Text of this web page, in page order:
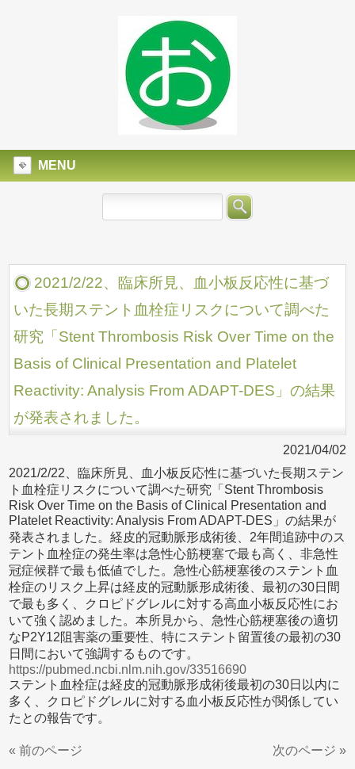
MENU
2021/2/22、臨床所見、血小板反応性に基づ
いた長期ステント血栓症リスクについて調べた
研究「Stent Thrombosis Risk Over Time on the
Basis of Clinical Presentation and Platelet
Reactivity: Analysis From ADAPT-DES」の結果
が発表されました。
2021/04/02
2021/2/22、臨床所見、血小板反応性に基づいた長期ステン
ト血栓症リスクについて調べた研究「Stent Thrombosis
Risk Over Time on the Basis of Clinical Presentation and
Platelet Reactivity: Analysis From ADAPT-DES」の結果が
発表されました。経皮的冠動脈形成術後、2年間追跡中のス
テント血栓症の発生率は急性心筋梗塞で最も高く、非急性
冠症候群で最も低値でした。急性心筋梗塞後のステント血
栓症のリスク上昇は経皮的冠動脈形成術後、最初の30日間
で最も多く、クロピドグレルに対する高血小板反応性にお
いて強く認めました。本所見から、急性心筋梗塞後の適切
なP2Y12阻害薬の重要性、特にステント留置後の最初の30
日間において強調するものです。
https://pubmed.ncbi.nlm.nih.gov/33516690
ステント血栓症は経皮的冠動脈形成術後最初の30日以内に
多く、クロピドグレルに対する血小板反応性が関係してい
たとの報告です。
« 前のページ 次のページ »